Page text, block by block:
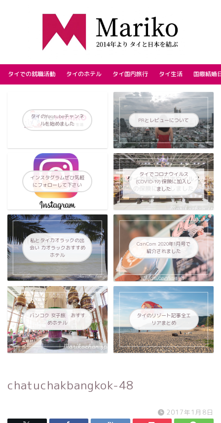
タイでの就職活動 タイのホテル タイ国内旅行 タイ生活 国際結婚
タイのYoutubeチャンネ
ルを始めました
PRとレビューについて
インスタグラムぜひ気軽
にフォローして下さい
タイでコロナウイルス
(COVID-19) 保険に加入し
ました
私とタイカオラックの出
会い カオラックおすすめ
ホテル
CanCam 2020年1月号で
紹介されました
バンコク 女子旅 おすす
めホテル
タイのリゾート記事全エ
リアまとめ
chatuchakbangkok-48
2017年1月8日